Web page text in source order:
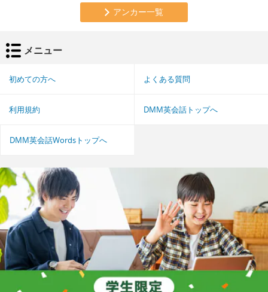
アンカー一覧
メニュー
初めての方へ よくある質問
利用規約 DMM英会話トップへ
DMM英会話Wordsトップへ